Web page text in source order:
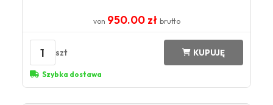
von 950.00 zł brutto
1 szt KUPUJĘ
Szybka dostawa